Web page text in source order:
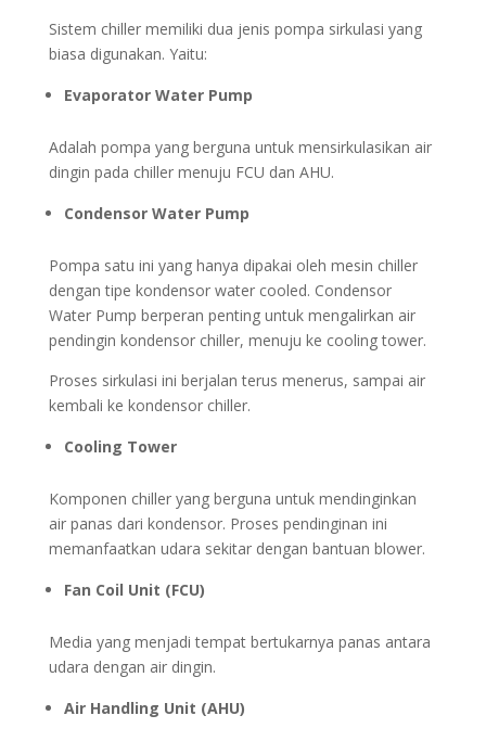
Sistem chiller memiliki dua jenis pompa sirkulasi yang
biasa digunakan. Yaitu:
Evaporator Water Pump
Adalah pompa yang berguna untuk mensirkulasikan air
dingin pada chiller menuju FCU dan AHU.
Condensor Water Pump
Pompa satu ini yang hanya dipakai oleh mesin chiller
dengan tipe kondensor water cooled. Condensor
Water Pump berperan penting untuk mengalirkan air
pendingin kondensor chiller, menuju ke cooling tower.
Proses sirkulasi ini berjalan terus menerus, sampai air
kembali ke kondensor chiller.
Cooling Tower
Komponen chiller yang berguna untuk mendinginkan
air panas dari kondensor. Proses pendinginan ini
memanfaatkan udara sekitar dengan bantuan blower.
Fan Coil Unit (FCU)
Media yang menjadi tempat bertukarnya panas antara
udara dengan air dingin.
Air Handling Unit (AHU)